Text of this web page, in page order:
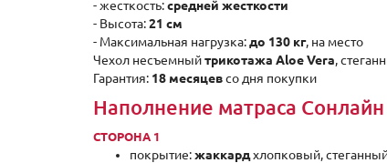
- жесткость:средней жесткости
- Высота:21 см
- Максимальная нагрузка:до 130 кг, на место
Чехол несъемныйтрикотажа Aloe Vera,
Гарантия: 18 месяцевсо дня покупки
Наполнение матраса
СТОРОНА 1
покрытие:жаккардхлопковый,